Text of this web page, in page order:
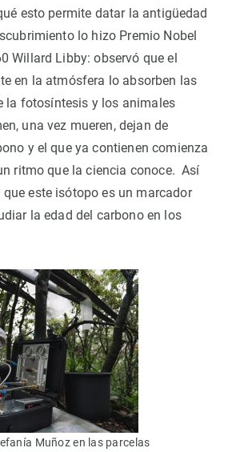
esto permite datar la antigüedad
lo hizo Premio Nobel
Willard Libby: observó que el
en la atmósfera lo absorben las
la fotosíntesis y los animales
una vez mueren, dejan de
y el que ya contienen comienza
ritmo que la ciencia conoce. Así
este isótopo es un marcador
la edad del carbono en los
Muñoz en las parcelas